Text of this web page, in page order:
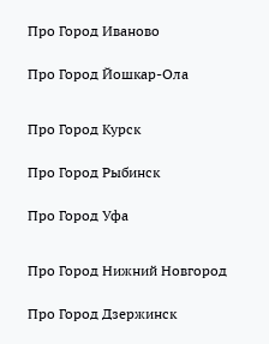
Про Город Иваново
Про Город Йошкар-Ола
Про Город Курск
Про Город Рыбинск
Про Город Уфа
Про Город Нижний Новгород
Про Город Дзержинск